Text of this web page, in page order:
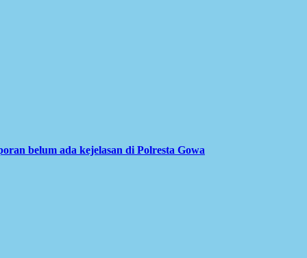
belum ada kejelasan di Polresta Gowa